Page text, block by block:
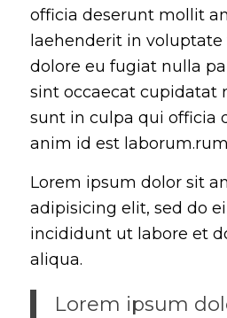
officia deserunt mollit
laehenderit in
dolore eu fugiat nulla
sint occaecat cupidatat
sunt in culpa qui officia
anim id est
Lorem ipsum dolor sit
adipisicing elit, sed do
incididunt ut labore et
aliqua.
Lorem ipsum